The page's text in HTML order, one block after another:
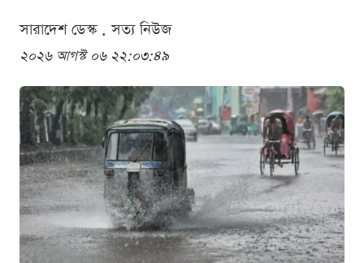
সারাদেশ ডেস্ক . সত্য নিউজ
২০২৬ আগস্ট ০৬ ২২:০৩:৪৯